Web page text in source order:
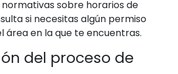
sobre horarios de
si necesitas algún permiso
área en la que te encuentras.
del proceso de